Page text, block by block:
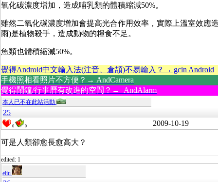
氧化碳濃度增加，造成哺乳類的體積縮減50%。
雖然二氧化碳濃度增加會提高光合作用效率，實際上溫室效應
雨)是植物殺手，造成動物的糧食不足。
魚類也體積縮減50%。
覺得Android中文輸入法(注音、倉頡)不易輸入？→ gcin Android
手機照相看照片不方便？→ AndCamera
覺得鬧鐘/行事曆有改進的空間？→ AndAlarm
本人已不在此站活動
25
0 0 2009-10-19
可是人類卻愈長愈高大？
edited: 1
eliu